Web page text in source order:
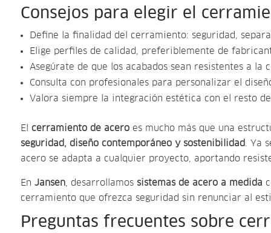
Consejos para elegir el
Define la finalidad del cerramiento: seguridad,
Elige perfiles de calidad, preferiblemente de
Asegúrate de que los acabados sean resistentes a la
Consulta con profesionales para personalizar el
Valora siempre la integración estética con el resto
El cerramiento de aceroes mucho más que una
seguridad, diseño contemporáneo y sostenibilidad. Ya
acero se adapta a cualquier proyecto, aportando
En Jansen, desarrollamos sistemas de acero a medida
cerramiento que ofrezca seguridad sin renunciar al
Preguntas frecuentes sobre